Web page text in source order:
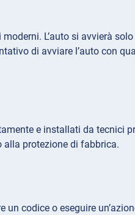
L’auto si avvierà
di avviare l’auto con
e installati da tecnici
protezione di fabbrica.
un codice o eseguire